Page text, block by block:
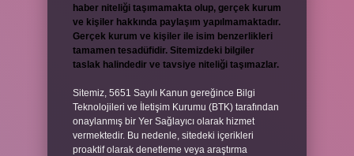
haber niteliği taşımamakta olup, gerçek kurum
ve kişiler hakkında paylaşım yapılmamaktadır.
Gerçek kurum ve kişiler ile isim benzerlikleri
tamamen tesadüfidir. Sitemizdeki bilgiler
taslak halindedir ve tavsiye niteliği taşımazlar.
Sitemiz, 5651 Sayılı Kanun gereğince Bilgi
Teknolojileri ve İletişim Kurumu (BTK) tarafından
onaylanmış bir Yer Sağlayıcı olarak hizmet
vermektedir. Bu nedenle, sitedeki içerikleri
proaktif olarak denetleme veya araştırma